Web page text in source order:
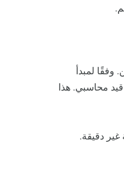
وفقًا لمبدأ
محاسبي. هذا
غير دقيقة.